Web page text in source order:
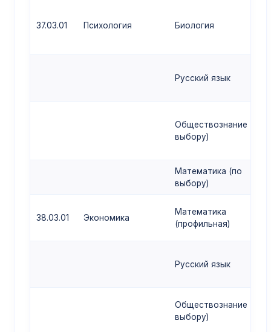
37.03.01 Психология Биология
Русский язык
Обществознание (по
выбору)
Математика (по
выбору)
38.03.01 Экономика
Математика
(профильная)
Русский язык
Обществознание (по
выбору)